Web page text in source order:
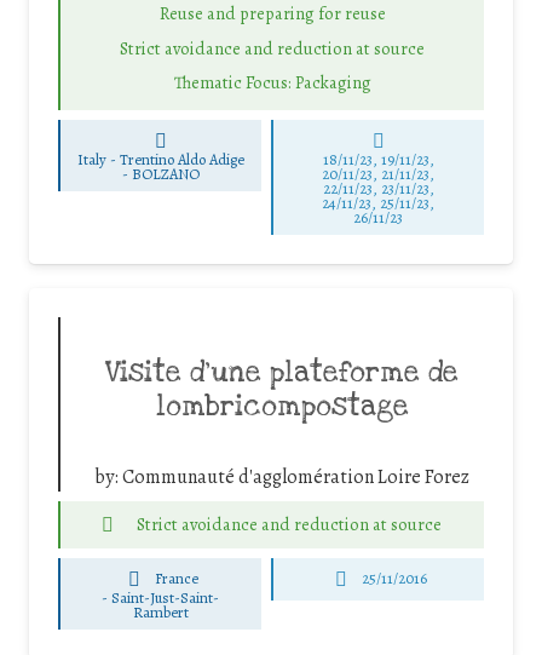
Reuse and preparing for reuse
Strict avoidance and reduction at source
Thematic Focus: Packaging
Italy - Trentino Aldo Adige
- BOLZANO
18/11/23, 19/11/23,
20/11/23, 21/11/23,
22/11/23, 23/11/23,
24/11/23, 25/11/23,
26/11/23
Visite d’une plateforme de
lombricompostage
by:Communauté d'agglomération Loire Forez
Strict avoidance and reduction at source
France
-Saint-Just-Saint-
Rambert
25/11/2016